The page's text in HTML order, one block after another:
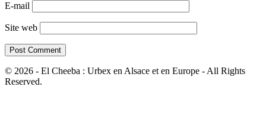
E-mail
Site web
© 2026 - El Cheeba : Urbex en Alsace et en Europe - All Rights
Reserved.